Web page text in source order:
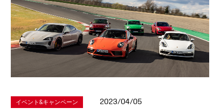
イベント&キャンペーン 2023/04/05